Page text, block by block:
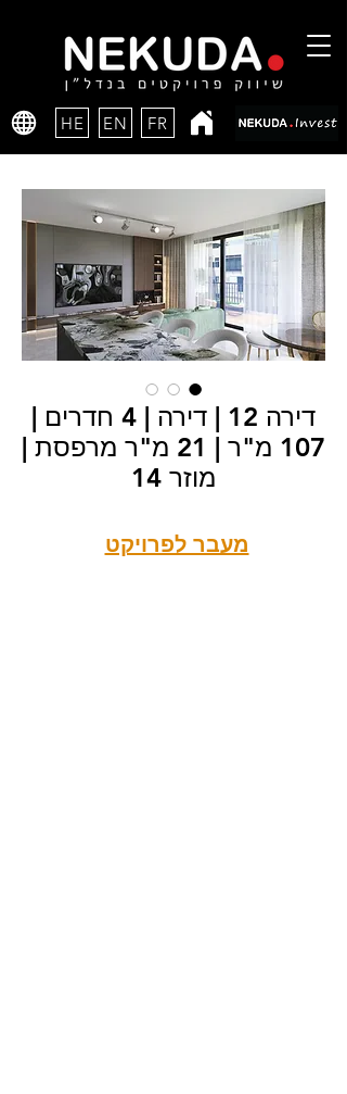
HE EN FR
דירה 12 | דירה | 4 חדרים |
107 מ"ר | 21 מ"ר מרפסת |
מוזר 14
מעבר לפרויקט